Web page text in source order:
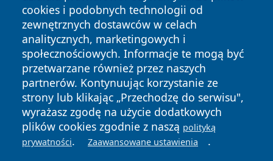
cookies i podobnych technologii od
zewnętrznych dostawców w celach
analitycznych, marketingowych i
społecznościowych. Informacje te mogą być
przetwarzane również przez naszych
partnerów. Kontynuując korzystanie ze
strony lub klikając „Przechodzę do serwisu",
wyrażasz zgodę na użycie dodatkowych
plików cookies zgodnie z naszą polityką
prywatności. Zaawansowane ustawienia .
Copyright © 2026 faktyrzeszow.pl Wszystkie prawa
zastrzeżone.
News Autorzy
Polityka
Prywatności
Polityka
Cookies